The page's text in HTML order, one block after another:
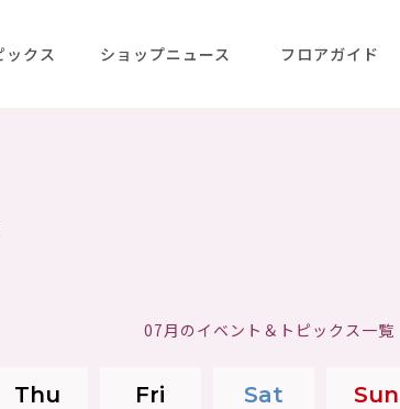
ックス ショップニュース フロアガイド
07月のイベント＆トピックス一覧
Thu Fri Sat Sun